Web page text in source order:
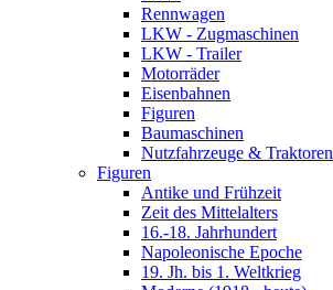
Rennwagen
LKW - Zugmaschinen
LKW - Trailer
Motorräder
Eisenbahnen
Figuren
Baumaschinen
Nutzfahrzeuge & Traktoren
Figuren
Antike und Frühzeit
Zeit des Mittelalters
16.-18. Jahrhundert
Napoleonische Epoche
19. Jh. bis 1. Weltkrieg